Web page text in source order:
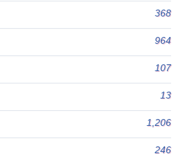
368
964
107
13
1,206
246